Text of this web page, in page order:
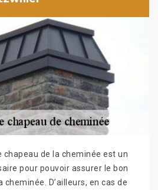
chapeau de la cheminée est un
pour pouvoir assurer le bon
D’ailleurs, en cas de